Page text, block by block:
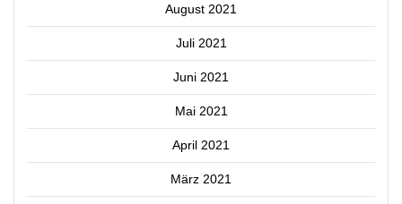
August 2021
Juli 2021
Juni 2021
Mai 2021
April 2021
März 2021